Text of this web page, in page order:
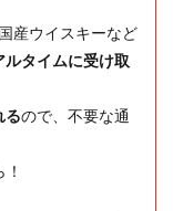
産ウイスキーなど
タイムに受け取
るので、不要な通